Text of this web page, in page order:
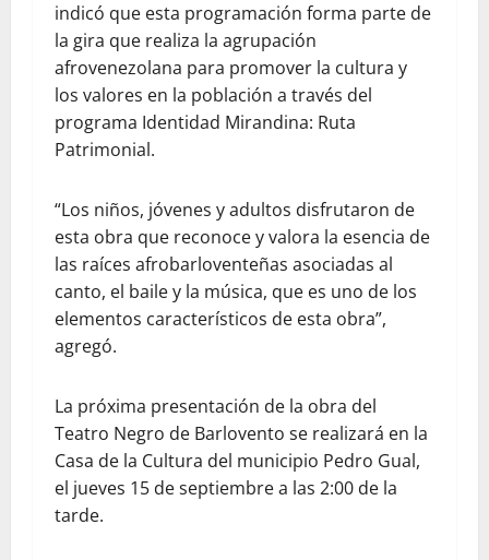
indicó que esta programación forma parte de
la gira que realiza la agrupación
afrovenezolana para promover la cultura y
los valores en la población a través del
programa Identidad Mirandina: Ruta
Patrimonial.
“Los niños, jóvenes y adultos disfrutaron de
esta obra que reconoce y valora la esencia de
las raíces afrobarloventeñas asociadas al
canto, el baile y la música, que es uno de los
elementos característicos de esta obra”,
agregó.
La próxima presentación de la obra del
Teatro Negro de Barlovento se realizará en la
Casa de la Cultura del municipio Pedro Gual,
el jueves 15 de septiembre a las 2:00 de la
tarde.